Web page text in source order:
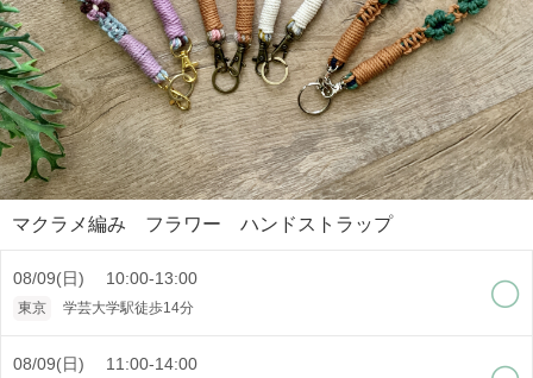
マクラメ編み フラワー ハンドストラップ
08/09(日) 10:00-13:00
東京 学芸大学駅徒歩14分
08/09(日) 11:00-14:00